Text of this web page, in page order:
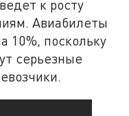
к росту
Авиабилеты
10%, поскольку
серьезные